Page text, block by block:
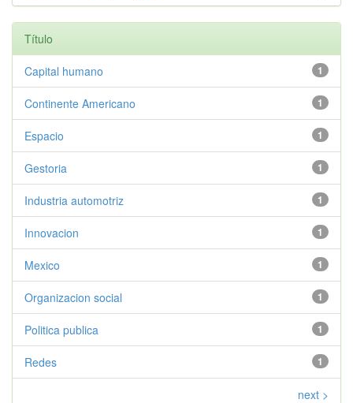
Título
1
Capital humano
1
Continente Americano
1
Espacio
1
Gestoria
1
Industria automotriz
1
Innovacion
1
Mexico
1
Organizacion social
1
Politica publica
1
Redes
next >